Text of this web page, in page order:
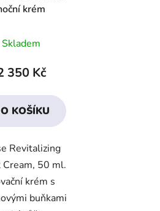
krém
hodnocení
produktu
4,5
z
hvězdiček.
Skladem
350 Kč
KOŠÍKU
Revitalizing
Cream, 50 ml.
krém s
buňkami